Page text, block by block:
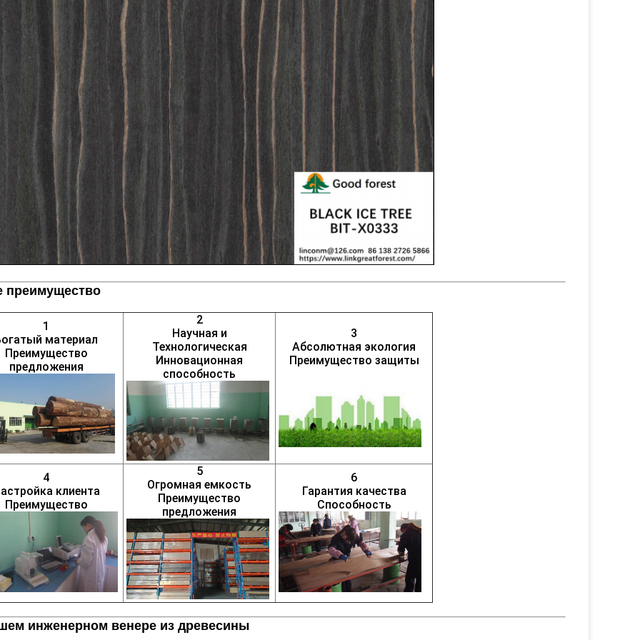
преимущество
1
материал
Преимущество
предложения
2
Научная и
Технологическая
Инновационная
способность
3
Абсолютная экология
Преимущество защиты
4
клиента
Преимущество
5
Огромная емкость
Преимущество
предложения
6
Гарантия качества
Способность
инженерном венере из древесины